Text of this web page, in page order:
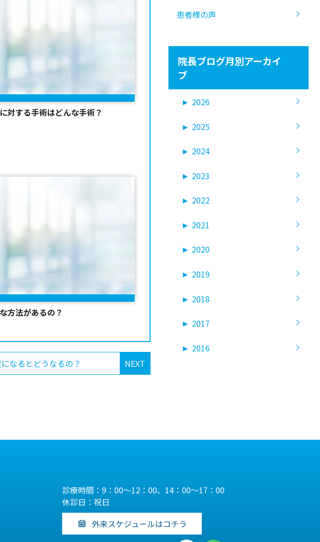
対する手術はどんな手術？
方法があるの？
NEXT
なるとどうなるの？
患者様の声
院長ブログ月別アーカイ
ブ
► 2026
► 2025
► 2024
► 2023
► 2022
► 2021
► 2020
► 2019
► 2018
► 2017
► 2016
診療時間：9：00～12：00、14：00～17：00
休診日：祝日
外来スケジュールはコチラ